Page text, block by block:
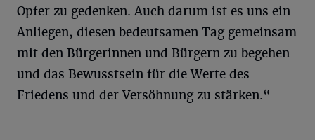
Opfer zu gedenken. Auch darum ist es uns ein
Anliegen, diesen bedeutsamen Tag gemeinsam
mit den Bürgerinnen und Bürgern zu begehen
und das Bewusstsein für die Werte des
Friedens und der Versöhnung zu stärken.“